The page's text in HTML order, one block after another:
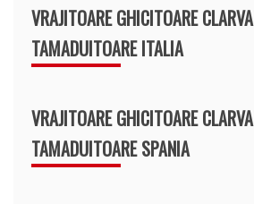
VRAJITOARE GHICITOARE
TAMADUITOARE ITALIA
VRAJITOARE GHICITOARE
TAMADUITOARE SPANIA